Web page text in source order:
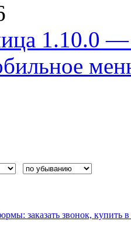
1.10.0 —
заказать звонок, купить